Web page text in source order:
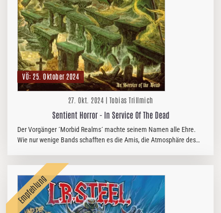
VÖ: 25. Oktober 2024
27. Okt. 2024 | Tobias Trillmich
Sentient Horror - In Service Of The Dead
Der Vorgänger ´Morbid Realms´ machte seinem Namen alle Ehre.
Wie nur wenige Bands schafften es die Amis, die Atmosphäre des